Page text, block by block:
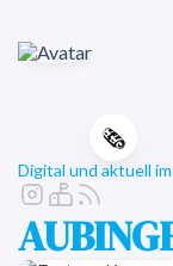
🗞️
Digital und aktuell